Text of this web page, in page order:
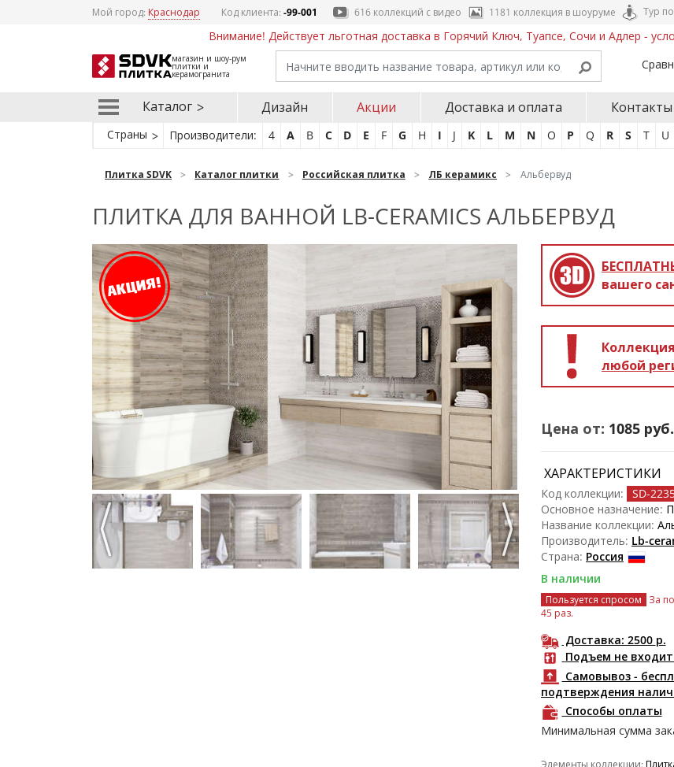
Мой город: Краснодар Код клиента:-99-001 616 коллекций с видео 1181 коллекция в шоуруме Тур
Внимание! Действует льготная доставка в Горячий Ключ, Туапсе, Сочи и Адлер -
магазин и шоу-рум
плитки и
керамогранита
Каталог Дизайн Акции Доставка и оплата Контакты
Страны Производители: 4 A B C D E F G H I J K L M N O P Q R S T U
Плитка SDVK Каталог плитки Российская плитка ЛБ керамикс Альбервуд
ПЛИТКА ДЛЯ ВАННОЙ LB-CERAMICS АЛЬБЕРВУД
вашего
любой
Цена от: 1085 руб.
ХАРАКТЕРИСТИКИ
Код коллекции: SD-
Основное назначение:
Название коллекции:
Производитель: Lb-
Страна: Россия
В наличии
Пользуется спросом
За
45 раз.
Доставка: 2500 р.
Подъем не
Самовывоз -
подтверждения
Способы оплаты
Минимальная сумма
Элементы коллекции: